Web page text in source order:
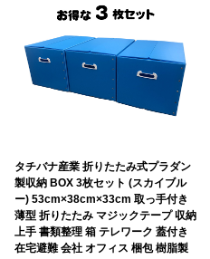
タチバナ産業 折りたたみ式プラダン
製収納 BOX 3枚セット (スカイブル
ー) 53cm×38cm×33cm 取っ手付き
薄型 折りたたみ マジックテープ 収納
上手 書類整理 箱 テレワーク 蓋付き
在宅避難 会社 オフィス 梱包 樹脂製